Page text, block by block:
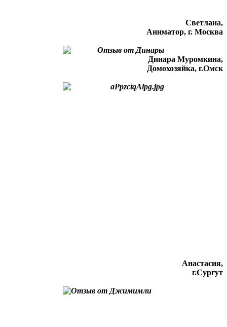
Светлана,
Аниматор, г. Москва
Динара Муромкина,
Домохозяйка, г.Омск
Анастасия,
г.Сургут